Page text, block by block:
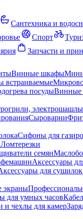
Сантехника и
Спорт
Запчасти и
Винные шкафы
встраиваемые
посудыВинные
Сыроварни
Сифоны для
Ломтерезки
семян
Аксессуары
для
экраны
для умных часов
и чехлы для камер